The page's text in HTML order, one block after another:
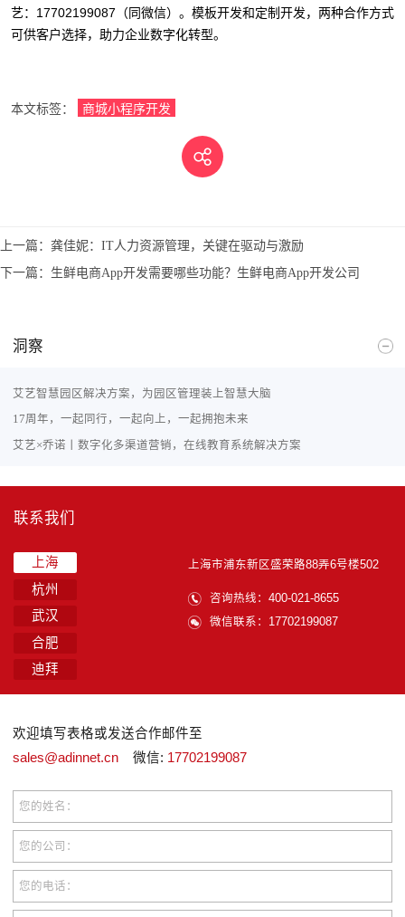
艺：17702199087（同微信）。模板开发和定制开发，两种合作方式
可供客户选择，助力企业数字化转型。
本文标签： 商城小程序开发
上一篇： 龚佳妮：IT人力资源管理，关键在驱动与激励
下一篇： 生鲜电商App开发需要哪些功能？生鲜电商App开发公司
洞察
艾艺智慧园区解决方案，为园区管理装上智慧大脑
17周年，一起同行，一起向上，一起拥抱未来
艾艺×乔诺丨数字化多渠道营销，在线教育系统解决方案
联系我们
上海
杭州
武汉
合肥
迪拜
上海市浦东新区盛荣路88弄6号楼502
咨询热线：400-021-8655
微信联系：17702199087
欢迎填写表格或发送合作邮件至
sales@adinnet.cn 微信: 17702199087
您的姓名：
您的公司：
您的电话：